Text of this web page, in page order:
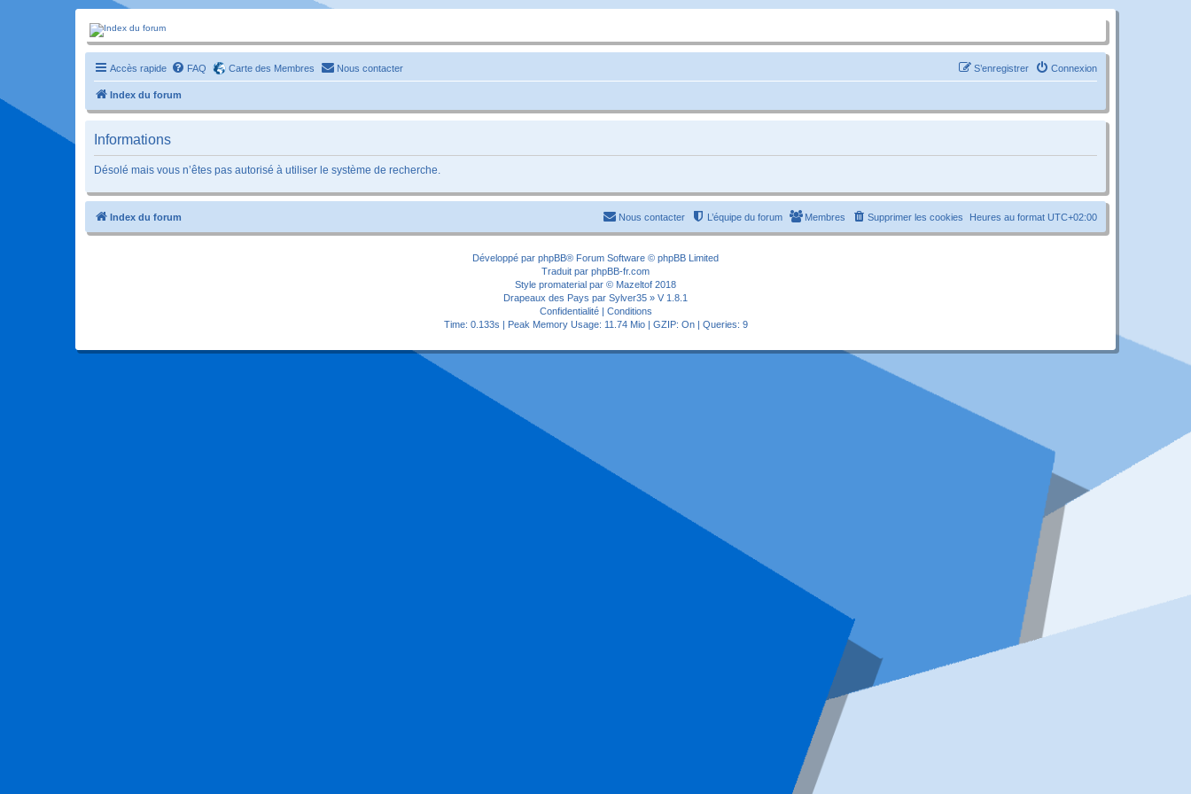
Forum-passionnement
Le forum des passionnés de trains miniature, de petites autos etc etc
Accès rapide FAQ Carte des Membres Nous contacter Connexion
S’enregistrer
Index du forum
Informations
Désolé mais vous n’êtes pas autorisé à utiliser le système de recherche.
Index du forum Heures au format UTC+02:00
Supprimer les cookies
Membres
L’équipe du forum
Nous contacter
Développé par phpBB® Forum Software © phpBB Limited
Traduit par phpBB-fr.com
Style promaterial par © Mazeltof 2018
Drapeaux des Pays par Sylver35 » V 1.8.1
Confidentialité| Conditions
Time: 0.133s | Peak Memory Usage: 11.74 Mio | GZIP: On | Queries: 9